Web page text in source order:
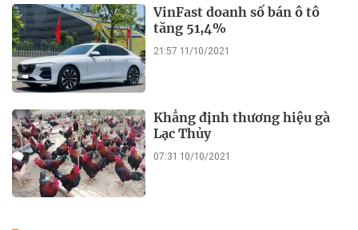
VinFast doanh số bán ô tô
tăng 51,4%
21:57 11/10/2021
Khẳng định thương hiệu gà
Lạc Thủy
07:31 10/10/2021